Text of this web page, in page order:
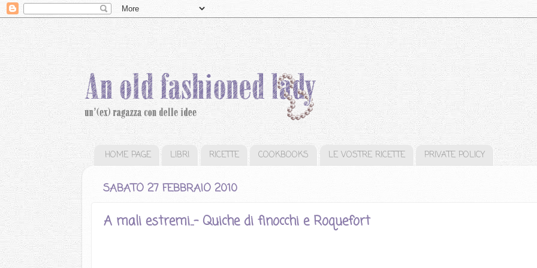
HOME PAGE LIBRI RICETTE COOKBOOKS LE VOSTRE RICETTE PRIVATE POLICY
SABATO 27 FEBBRAIO 2010
A mali estremi...- Quiche di finocchi e Roquefort